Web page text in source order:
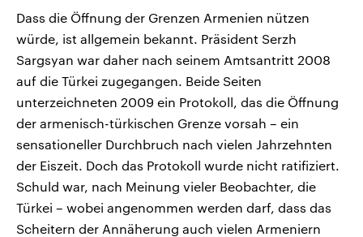
Dass die Öffnung der Grenzen Armenien nützen
würde, ist allgemein bekannt. Präsident Serzh
Sargsyan war daher nach seinem Amtsantritt 2008
auf die Türkei zugegangen. Beide Seiten
unterzeichneten 2009 ein Protokoll, das die Öffnung
der armenisch-türkischen Grenze vorsah – ein
sensationeller Durchbruch nach vielen Jahrzehnten
der Eiszeit. Doch das Protokoll wurde nicht ratifiziert.
Schuld war, nach Meinung vieler Beobachter, die
Türkei – wobei angenommen werden darf, dass das
Scheitern der Annäherung auch vielen Armeniern